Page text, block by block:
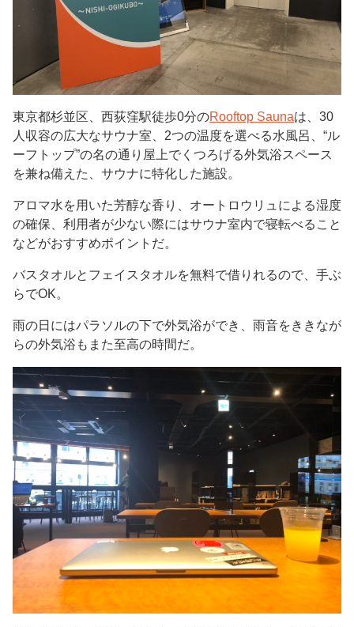
東京都杉並区、西荻窪駅徒歩0分のRooftop Saunaは、30
人収容の広大なサウナ室、2つの温度を選べる水風呂、“ル
ーフトップ”の名の通り屋上でくつろげる外気浴スペース
を兼ね備えた、サウナに特化した施設。
アロマ水を用いた芳醇な香り、オートロウリュによる湿度
の確保、利用者が少ない際にはサウナ室内で寝転べること
などがおすすめポイントだ。
バスタオルとフェイスタオルを無料で借りれるので、手ぶ
らでOK。
雨の日にはパラソルの下で外気浴ができ、雨音をききなが
らの外気浴もまた至高の時間だ。